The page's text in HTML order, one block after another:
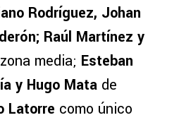
Rodríguez, Johan
Raúl Martínez y
media; Esteban
y Hugo Mata de
Latorre como único